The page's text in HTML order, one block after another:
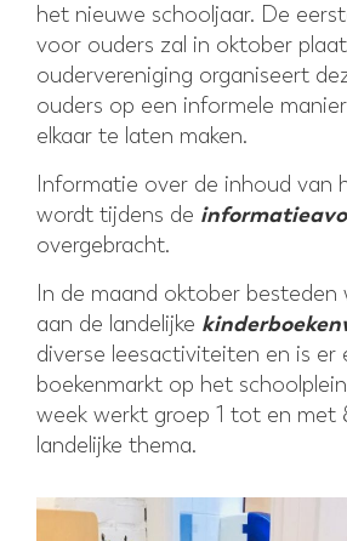
het nieuwe schooljaar. De
voor ouders zal in oktober
oudervereniging organiseert
ouders op een informele
elkaar te laten maken.
Informatie over de inhoud van
wordt tijdens de
overgebracht.
In de maand oktober
aan de landelijke
diverse leesactiviteiten en is er
boekenmarkt op het
week werkt groep 1 tot en met
landelijke thema.